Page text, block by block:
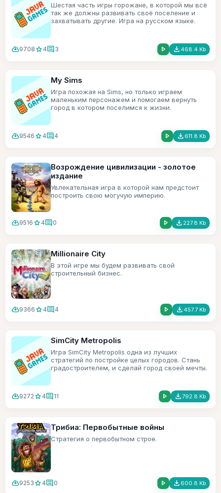
Шестая часть игры горожане, в которой мы всё
так же должны развивать своё поселение и
захватывать другие. Игра на русском языке.
cloud_download9708 star 4comment3 play_arrow file_download 468.4 Kb
My Sims
Игра похожая на Sims, но только играем
маленьким персонажем и помогаем вернуть
город в котором поселимся к жизни.
cloud_download9546 star 4comment4 play_arrow file_download 611.8 Kb
Возрождение цивилизации - золотое
издание
Увлекательная игра в которой нам предстоит
построить свою могучую империю.
cloud_download9516 star 4comment0 play_arrow file_download 227.8 Kb
Millionaire City
В этой игре мы будем развивать свой
строительный бизнес.
cloud_download9366 star 4comment4 play_arrow file_download 457.7 Kb
SimCity Metropolis
Игра SimCity Metropolis одна из лучших
стратегий по постройке целых городов. Стань
градостроителем, и сделай город своей мечты.
cloud_download9272 star 4comment11 play_arrow file_download792.8 Kb
Трибиа: Первобытные войны
Стратегия о первобытном строе.
cloud_download9253 star 4comment0 play_arrow file_download 600.8 Kb